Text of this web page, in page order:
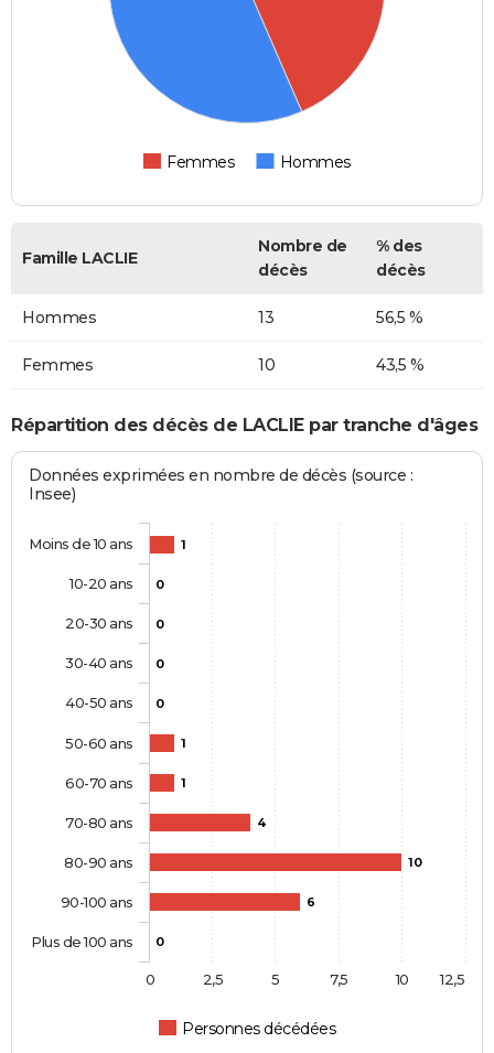
Femmes Hommes
Famille LACLIE
Nombre de
décès
% des
décès
Hommes 13 56,5 %
Femmes 10 43,5 %
Répartition des décès de LACLIE par tranche d'âges
Données exprimées en nombre de décès (source :
Insee)
1
0
0
0
0
1
1
4
10
6
0
Personnes décédées
Moins de 10 ans
10-20 ans
20-30 ans
30-40 ans
40-50 ans
50-60 ans
60-70 ans
70-80 ans
80-90 ans
90-100 ans
Plus de 100 ans
0 10
2,5 5 7,5 12,5